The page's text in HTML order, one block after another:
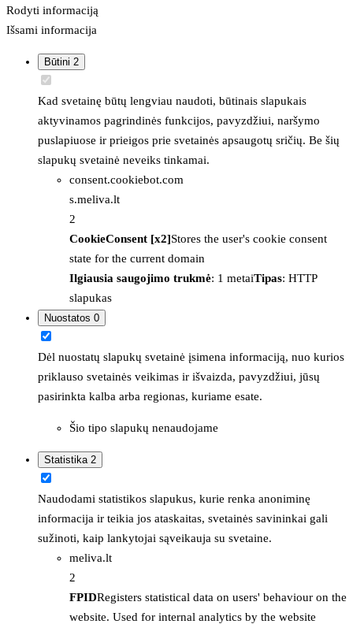
Rodyti informaciją
Išsami informacija
Būtini 2
Kad svetainę būtų lengviau naudoti, būtinais slapukais
aktyvinamos pagrindinės funkcijos, pavyzdžiui, naršymo
puslapiuose ir prieigos prie svetainės apsaugotų sričių. Be šių
slapukų svetainė neveiks tinkamai.
consent.cookiebot.com
s.meliva.lt
2
CookieConsent [x2]Stores the user's cookie consent
state for the current domain
Ilgiausia saugojimo trukmė: 1 metaiTipas: HTTP
slapukas
Nuostatos 0
Dėl nuostatų slapukų svetainė įsimena informaciją, nuo kurios
priklauso svetainės veikimas ir išvaizda, pavyzdžiui, jūsų
pasirinkta kalba arba regionas, kuriame esate.
Šio tipo slapukų nenaudojame
Statistika 2
Naudodami statistikos slapukus, kurie renka anoniminę
informacija ir teikia jos ataskaitas, svetainės savininkai gali
sužinoti, kaip lankytojai sąveikauja su svetaine.
meliva.lt
2
FPIDRegisters statistical data on users' behaviour on the
website. Used for internal analytics by the website